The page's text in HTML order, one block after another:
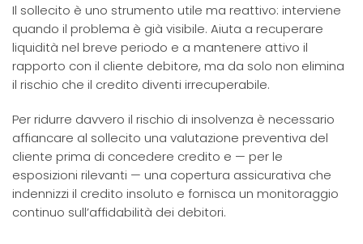
Il sollecito è uno strumento utile ma reattivo: interviene
quando il problema è già visibile. Aiuta a recuperare
liquidità nel breve periodo e a mantenere attivo il
rapporto con il cliente debitore, ma da solo non elimina
il rischio che il credito diventi irrecuperabile.
Per ridurre davvero il rischio di insolvenza è necessario
affiancare al sollecito una valutazione preventiva del
cliente prima di concedere credito e — per le
esposizioni rilevanti — una copertura assicurativa che
indennizzi il credito insoluto e fornisca un monitoraggio
continuo sull’affidabilità dei debitori.